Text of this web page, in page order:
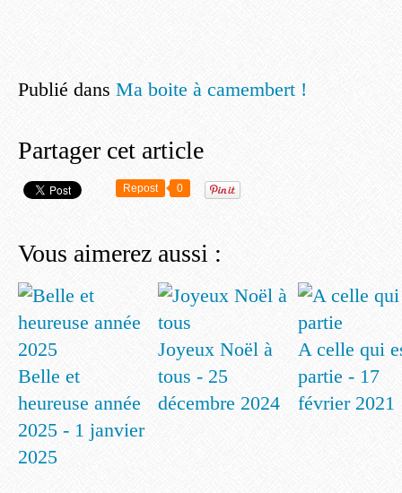
Publié dans Ma boite à camembert !
Partager cet article
Repost 0
Vous aimerez aussi :
Belle et
heureuse année
2025 - 1 janvier
2025
Joyeux Noël à
tous - 25
décembre 2024
A celle qui
partie - 17
février 2021